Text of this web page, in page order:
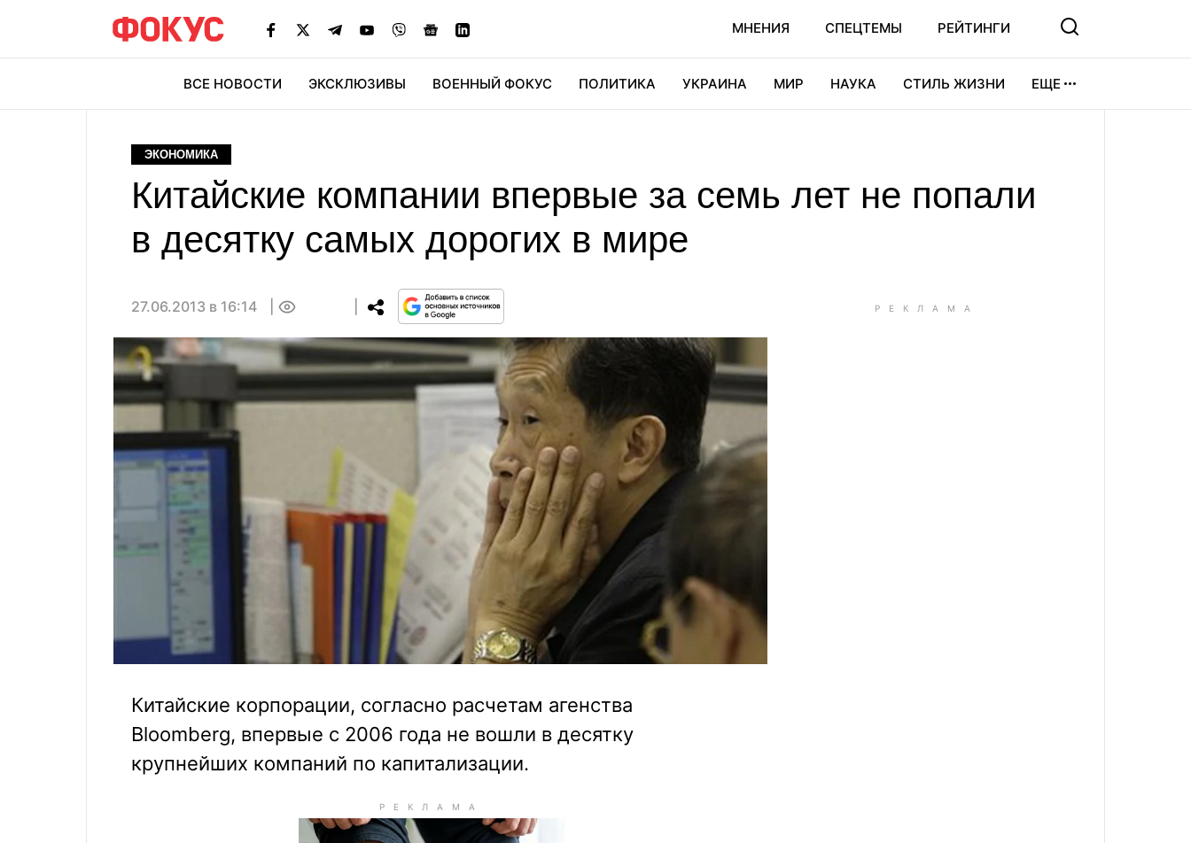
МНЕНИЯ СПЕЦТЕМЫ РЕЙТИНГИ
ВСЕ НОВОСТИ ЭКСКЛЮЗИВЫ ВОЕННЫЙ ФОКУС ПОЛИТИКА УКРАИНА МИР НАУКА СТИЛЬ ЖИЗНИ ЕЩЕ
ЭКОНОМИКА
Китайские компании впервые за семь лет не попали
в десятку самых дорогих в мире
27.06.2013 в 16:14
Китайские корпорации, согласно расчетам агенства
Bloomberg, впервые с 2006 года не вошли в десятку
крупнейших компаний по капитализации.